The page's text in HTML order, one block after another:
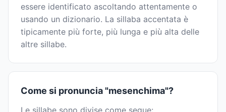
essere identificato ascoltando attentamente o
usando un dizionario. La sillaba accentata è
tipicamente più forte, più lunga e più alta delle
altre sillabe.
Come si pronuncia "mesenchima"?